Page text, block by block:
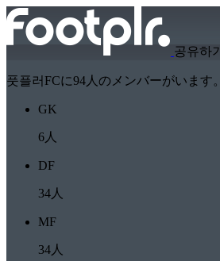
공유하기
풋플러FCに94人のメンバーがいます。
GK
6人
DF
34人
MF
34人